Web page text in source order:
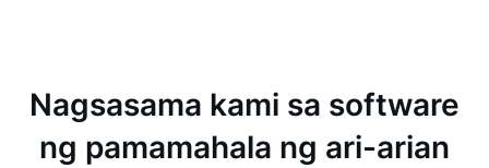
Nagsasama kami sa software
ng pamamahala ng ari-arian